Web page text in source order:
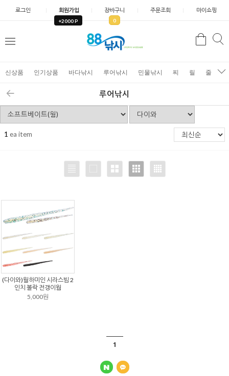
로그인 회원가입
+2000 P
장바구니
0
주문조회 마이쇼핑
검
신상품 인기상품 바다낚시 루어낚시 민물낚시 찌 릴 줄
루어낚시
1 ea item
(다이와)월하미인 시라스빔 2
인치 볼락 전갱이웜
5,000원
1